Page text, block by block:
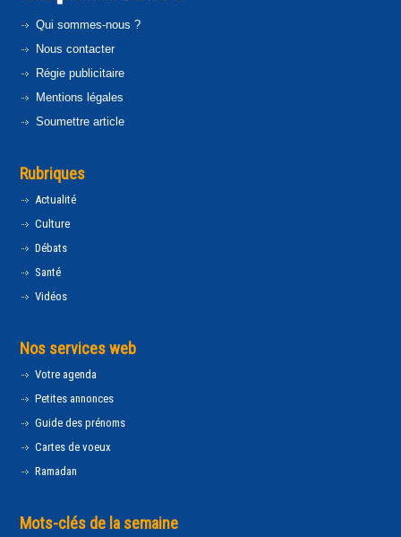
Qui sommes-nous ?
Nous contacter
Régie publicitaire
Mentions légales
Soumettre article
Rubriques
Actualité
Culture
Débats
Santé
Vidéos
Nos services web
Votre agenda
Petites annonces
Guide des prénoms
Cartes de voeux
Ramadan
Mots-clés de la semaine